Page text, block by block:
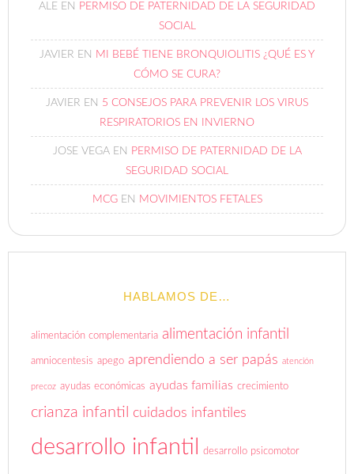
ALE EN PERMISO DE PATERNIDAD DE LA SEGURIDAD
SOCIAL
JAVIER EN MI BEBÉ TIENE BRONQUIOLITIS ¿QUÉ ES Y
CÓMO SE CURA?
JAVIER EN 5 CONSEJOS PARA PREVENIR LOS VIRUS
RESPIRATORIOS EN INVIERNO
JOSE VEGAEN PERMISO DE PATERNIDAD DE LA
SEGURIDAD SOCIAL
MCGEN MOVIMIENTOS FETALES
HABLAMOS DE…
alimentación complementaria alimentación infantil
amniocentesis apego aprendiendo a ser papás atención
precoz ayudas económicas ayudas familias crecimiento
crianza infantil cuidados infantiles
desarrollo infantil desarrollo psicomotor